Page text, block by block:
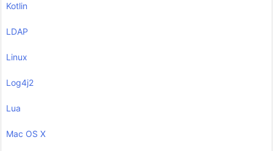
Kotlin
LDAP
Linux
Log4j2
Lua
Mac OS X